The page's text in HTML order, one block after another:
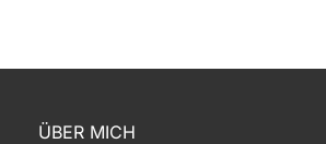
ÜBER MICH